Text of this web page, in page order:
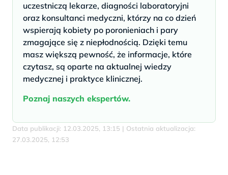
uczestniczą lekarze, diagności laboratoryjni
oraz konsultanci medyczni, którzy na co dzień
wspierają kobiety po poronieniach i pary
zmagające się z niepłodnością. Dzięki temu
masz większą pewność, że informacje, które
czytasz, są oparte na aktualnej wiedzy
medycznej i praktyce klinicznej.
Poznaj naszych ekspertów.
Data publikacji: 12.03.2025, 13:15 | Ostatnia aktualizacja:
27.03.2025, 12:53